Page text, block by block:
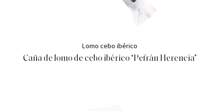
Lomo cebo ibérico
Caña de lomo de cebo ibérico ‘Pefrán Herencia’